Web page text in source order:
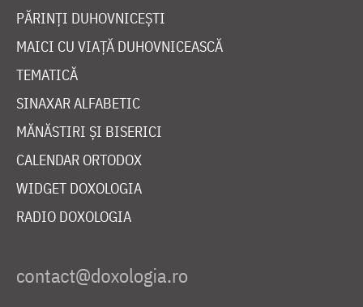
PĂRINȚI DUHOVNICEȘTI
MAICI CU VIAȚĂ DUHOVNICEASCĂ
TEMATICĂ
SINAXAR ALFABETIC
MĂNĂSTIRI ȘI BISERICI
CALENDAR ORTODOX
WIDGET DOXOLOGIA
RADIO DOXOLOGIA